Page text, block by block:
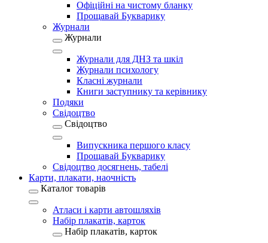
Офіційні на чистому бланку
Прощавай Букварику
Журнали
Журнали
Журнали для ДНЗ та шкіл
Журнали психологу
Класні журнали
Книги заступнику та керівнику
Подяки
Свідоцтво
Свідоцтво
Випускника першого класу
Прощавай Букварику
Свідоцтво досягнень, табелі
Карти, плакати, наочність
Каталог товарів
Атласи і карти автошляхів
Набір плакатів, карток
Набір плакатів, карток